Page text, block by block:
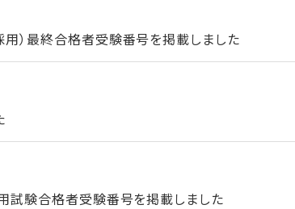
）最終合格者受験番号を掲載しました
試験合格者受験番号を掲載しました